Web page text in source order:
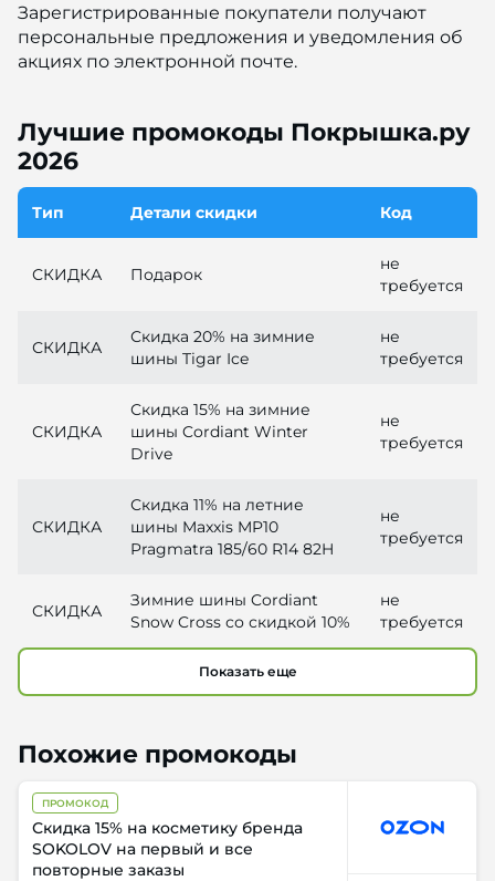
Зарегистрированные покупатели получают
персональные предложения и уведомления об
акциях по электронной почте.
Лучшие промокоды Покрышка.ру
2026
Тип Детали скидки Код
СКИДКА Подарок
не
требуется
СКИДКА
Скидка 20% на зимние
шины Tigar Ice
не
требуется
СКИДКА
Скидка 15% на зимние
шины Cordiant Winter
Drive
не
требуется
СКИДКА
Скидка 11% на летние
шины Maxxis MP10
Pragmatra 185/60 R14 82H
не
требуется
СКИДКА
Зимние шины Cordiant
Snow Cross со скидкой 10%
не
требуется
Показать еще
Похожие промокоды
ПРОМОКОД
Скидка 15% на косметику бренда
SOKOLOV на первый и все
повторные заказы